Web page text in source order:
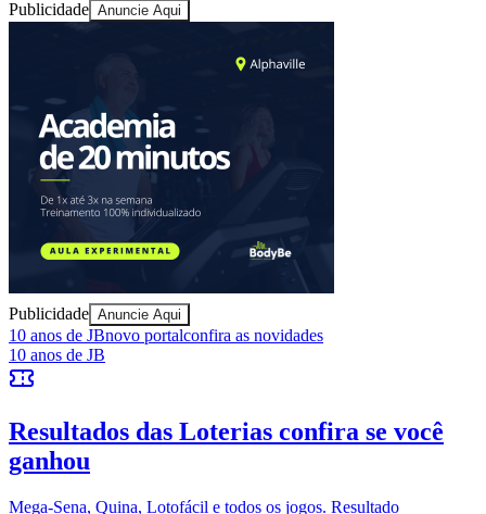
Ceará
Publicidade Anuncie Aqui
Publicidade Anuncie Aqui